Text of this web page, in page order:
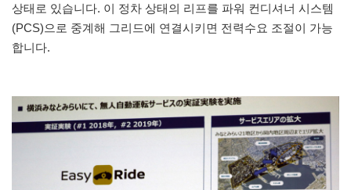
상태로 있습니다. 이 정차 상태의 리프를 파워 컨디셔너 시스템
(PCS)으로 중계해 그리드에 연결시키면 전력수요 조절이 가능
합니다.